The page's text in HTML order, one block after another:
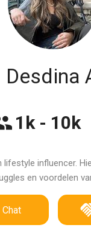
Desdina
1k - 10k
lifestyle influencer.
en voordelen
Chat